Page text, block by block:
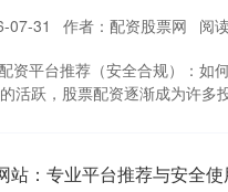
07-31 作者：配资股票网 阅
资平台推荐（安全合规）：如
活跃，股票配资逐渐成为许多
站：专业平台推荐与安全